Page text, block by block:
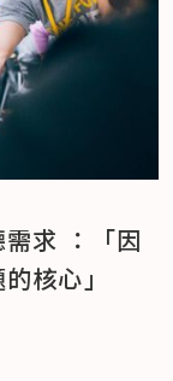
求 ：「因
核心」